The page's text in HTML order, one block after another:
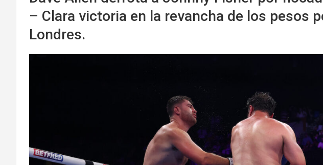
– Clara victoria en la revancha de los pesos
Londres.